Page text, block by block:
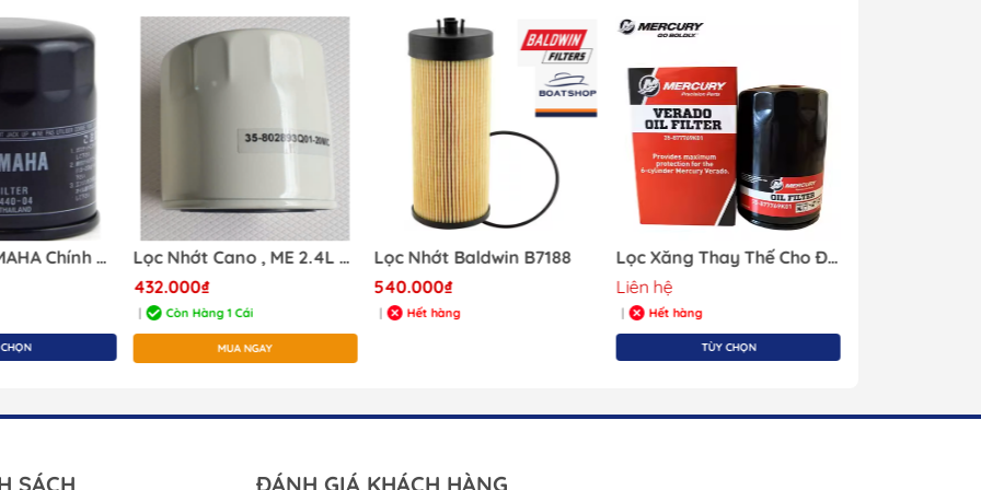
Cửa Thông Gió Vent &
Louver
Keo Hàng Hải
Túi Dụng Cụ
Kayak & Sup
Lọc Nhớt YAMAHA Chính Hãng 69J-13440-04
Lọc Nhớt Cano , ME 2.4L 35-802893Q01 ( ren 16mm,Đài loan tương đương)
432.000₫
| Còn Hàng 1 Cái
MUA NGAY
Lọc Nhớt Baldwin B7188
540.000₫
| Hết hàng
Lọc Xăng Thay Thế Cho Động Cơ Cano Merucry
Liên hệ
| Hết hàng
TÙY CHỌN
SÁCH ĐÁNH GIÁ KHÁCH HÀNG